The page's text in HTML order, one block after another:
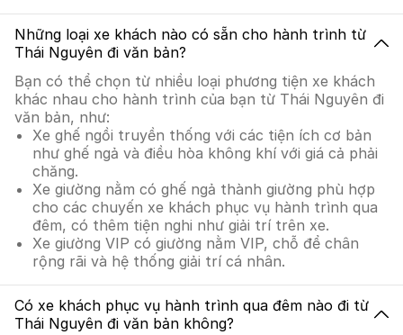
Những loại xe khách nào có sẵn cho hành trình từ
Thái Nguyên đi văn bản?
Bạn có thể chọn từ nhiều loại phương tiện xe khách
khác nhau cho hành trình của bạn từ Thái Nguyên đi
văn bản, như:
Xe ghế ngồi truyền thống với các tiện ích cơ bản
như ghế ngả và điều hòa không khí với giá cả phải
chăng.
Xe giường nằm có ghế ngả thành giường phù hợp
cho các chuyến xe khách phục vụ hành trình qua
đêm, có thêm tiện nghi như giải trí trên xe.
Xe giường VIP có giường nằm VIP, chỗ để chân
rộng rãi và hệ thống giải trí cá nhân.
Có xe khách phục vụ hành trình qua đêm nào đi từ
Thái Nguyên đi văn bản không?